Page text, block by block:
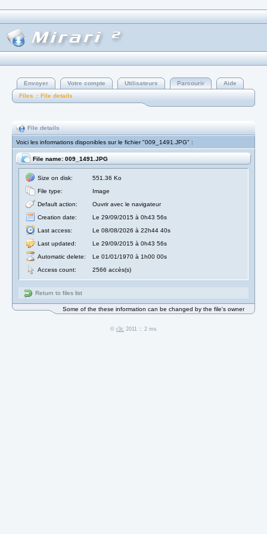
Envoyer Votre compte Utilisateurs Parcourir
Aide
Files :: File details
File details
Voici les informations disponibles sur le fichier "009_1491.JPG" :
File name: 009_1491.JPG
Size on disk:
551.36 Ko
File type:
Image
Default action:
Ouvrir avec le navigateur
Creation date:
Le 29/09/2015 à 0h43 56s
Last access:
Le 08/08/2026 à 22h44 40s
Last updated:
Le 29/09/2015 à 0h43 56s
Automatic delete:
Le 01/01/1970 à 1h00 00s
Access count:
2566 accès(s)
Return to files list
Some of the these information can be changed by the file's owner
© r3c 2011 :: 2 ms